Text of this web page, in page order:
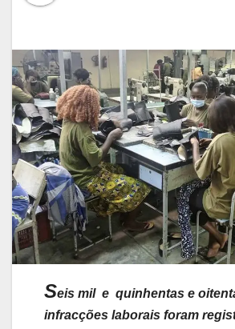
Seis mil e quinhentas e
infracções laborais foram